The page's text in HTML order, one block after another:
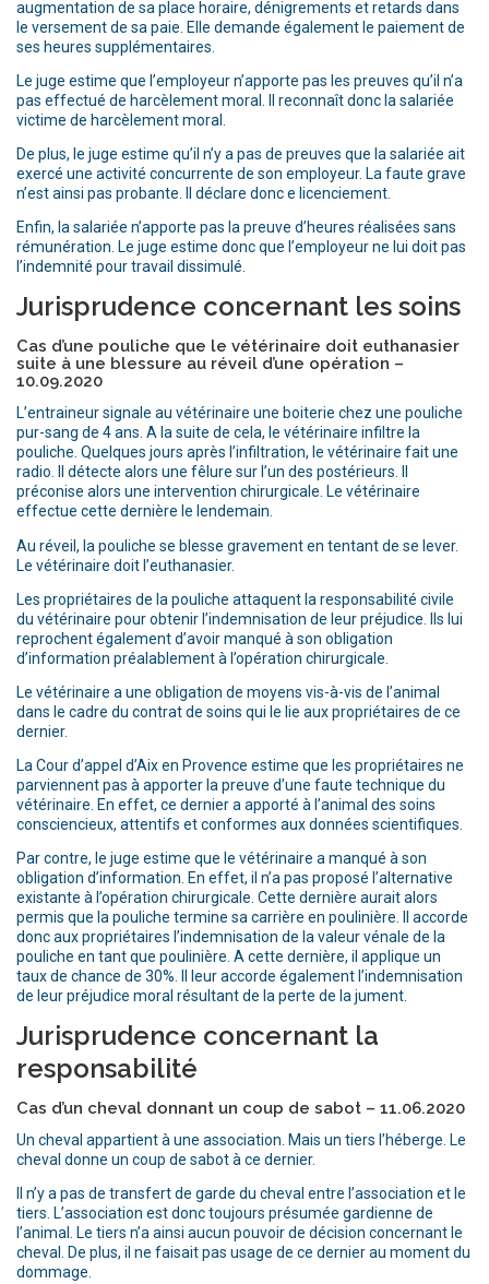
augmentation de sa place horaire, dénigrements et retards dans
le versement de sa paie. Elle demande également le paiement de
ses heures supplémentaires.
Le juge estime que l’employeur n’apporte pas les preuves qu’il n’a
pas effectué de harcèlement moral. Il reconnaît donc la salariée
victime de harcèlement moral.
De plus, le juge estime qu’il n’y a pas de preuves que la salariée ait
exercé une activité concurrente de son employeur. La faute grave
n’est ainsi pas probante. Il déclare donc e licenciement.
Enfin, la salariée n’apporte pas la preuve d’heures réalisées sans
rémunération. Le juge estime donc que l’employeur ne lui doit pas
l’indemnité pour travail dissimulé.
Jurisprudence concernant les soins
Cas d’une pouliche que le vétérinaire doit euthanasier
suite à une blessure au réveil d’une opération –
10.09.2020
L’entraineur signale au vétérinaire une boiterie chez une pouliche
pur-sang de 4 ans. A la suite de cela, le vétérinaire infiltre la
pouliche. Quelques jours après l’infiltration, le vétérinaire fait une
radio. Il détecte alors une fêlure sur l’un des postérieurs. Il
préconise alors une intervention chirurgicale. Le vétérinaire
effectue cette dernière le lendemain.
Au réveil, la pouliche se blesse gravement en tentant de se lever.
Le vétérinaire doit l’euthanasier.
Les propriétaires de la pouliche attaquent la responsabilité civile
du vétérinaire pour obtenir l’indemnisation de leur préjudice. Ils lui
reprochent également d’avoir manqué à son obligation
d’information préalablement à l’opération chirurgicale.
Le vétérinaire a une obligation de moyens vis-à-vis de l’animal
dans le cadre du contrat de soins qui le lie aux propriétaires de ce
dernier.
La Cour d’appel d’Aix en Provence estime que les propriétaires ne
parviennent pas à apporter la preuve d’une faute technique du
vétérinaire. En effet, ce dernier a apporté à l’animal des soins
consciencieux, attentifs et conformes aux données scientifiques.
Par contre, le juge estime que le vétérinaire a manqué à son
obligation d’information. En effet, il n’a pas proposé l’alternative
existante à l’opération chirurgicale. Cette dernière aurait alors
permis que la pouliche termine sa carrière en poulinière. Il accorde
donc aux propriétaires l’indemnisation de la valeur vénale de la
pouliche en tant que poulinière. A cette dernière, il applique un
taux de chance de 30%. Il leur accorde également l’indemnisation
de leur préjudice moral résultant de la perte de la jument.
Jurisprudence concernant la
responsabilité
Cas d’un cheval donnant un coup de sabot – 11.06.2020
Un cheval appartient à une association. Mais un tiers l’héberge. Le
cheval donne un coup de sabot à ce dernier.
Il n’y a pas de transfert de garde du cheval entre l’association et le
tiers. L’association est donc toujours présumée gardienne de
l’animal. Le tiers n’a ainsi aucun pouvoir de décision concernant le
cheval. De plus, il ne faisait pas usage de ce dernier au moment du
dommage.